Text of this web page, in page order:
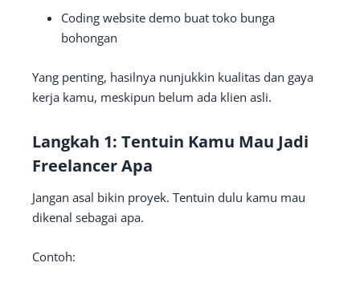
Coding website demo buat toko bunga
bohongan
Yang penting, hasilnya nunjukkin kualitas dan gaya
kerja kamu, meskipun belum ada klien asli.
Langkah 1: Tentuin Kamu Mau Jadi
Freelancer Apa
Jangan asal bikin proyek. Tentuin dulu kamu mau
dikenal sebagai apa.
Contoh: